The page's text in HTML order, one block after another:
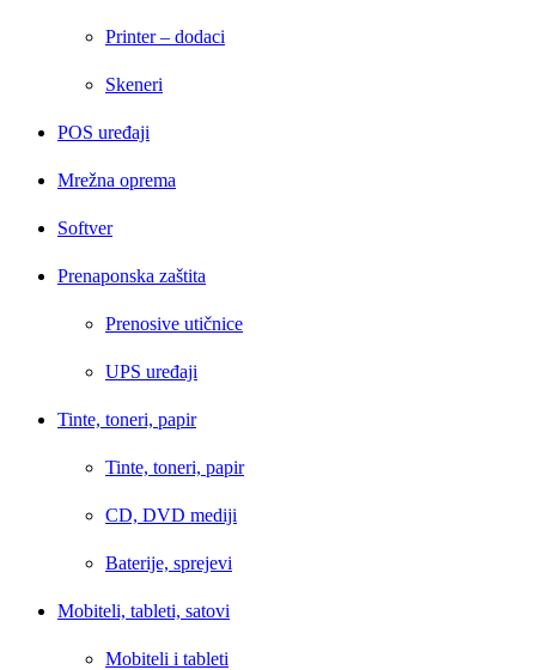
Printer – dodaci
Skeneri
POS uređaji
Mrežna oprema
Softver
Prenaponska zaštita
Prenosive utičnice
UPS uređaji
Tinte, toneri, papir
Tinte, toneri, papir
CD, DVD mediji
Baterije, sprejevi
Mobiteli, tableti, satovi
Mobiteli i tableti